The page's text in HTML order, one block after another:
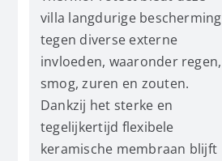
villa langdurige bescherming
tegen diverse externe
invloeden, waaronder regen,
smog, zuren en zouten.
Dankzij het sterke en
tegelijkertijd flexibele
keramische membraan blijft